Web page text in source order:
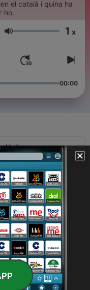
el català i quina ha
ho.
Volumen 1 x
00:00
Unit
Real